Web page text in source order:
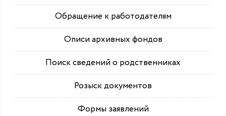
Обращение к работодателям
Описи архивных фондов
Поиск сведений о родственниках
Розыск документов
Формы заявлений